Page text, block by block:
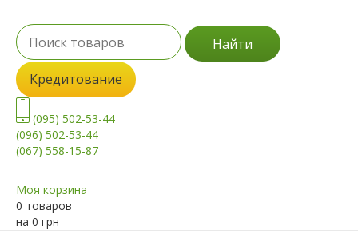
Найти
Кредитование
(095) 502-53-44
(096) 502-53-44
(067) 558-15-87
Моя корзина
0 товаров
на 0 грн